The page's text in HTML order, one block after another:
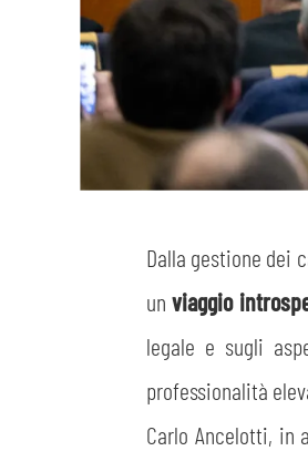
Dalla gestione dei
unviaggio
legale e sugli
professionalità
Carlo Ancelotti, in